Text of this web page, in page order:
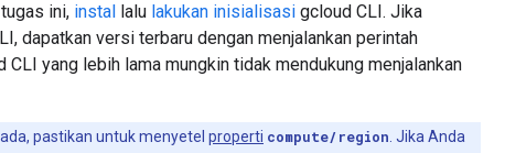
ini, instal lalu lakukan inisialisasi gcloud CLI. Jika
dapatkan versi terbaru dengan menjalankan perintah
CLI yang lebih lama mungkin tidak mendukung menjalankan
pastikan untuk menyetel properti compute/region . Jika Anda